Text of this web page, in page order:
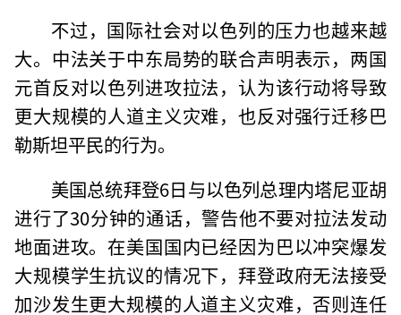
不过，国际社会对以色列的压力也越来越
大。中法关于中东局势的联合声明表示，两国
元首反对以色列进攻拉法，认为该行动将导致
更大规模的人道主义灾难，也反对强行迁移巴
勒斯坦平民的行为。
美国总统拜登6日与以色列总理内塔尼亚胡
进行了30分钟的通话，警告他不要对拉法发动
地面进攻。在美国国内已经因为巴以冲突爆发
大规模学生抗议的情况下，拜登政府无法接受
加沙发生更大规模的人道主义灾难，否则连任